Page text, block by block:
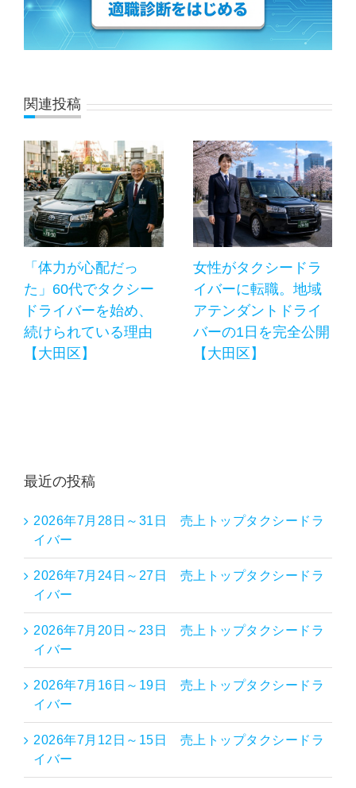
関連投稿
「体力が心配だっ
た」60代でタクシー
ドライバーを始め、
続けられている理由
【大田区】
女性がタクシードラ
イバーに転職。地域
アテンダントドライ
バーの1日を完全公開
【大田区】
最近の投稿
2026年7月28日～31日 売上トップタクシードラ
イバー
2026年7月24日～27日 売上トップタクシードラ
イバー
2026年7月20日～23日 売上トップタクシードラ
イバー
2026年7月16日～19日 売上トップタクシードラ
イバー
2026年7月12日～15日 売上トップタクシードラ
イバー